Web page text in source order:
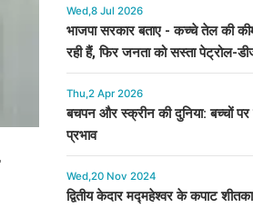
Wed,8 Jul 2026
भाजपा सरकार बताए - कच्चे तेल की
रही हैं, फिर जनता को सस्ता पेट्रोल-
कुमारी सैलजा
Thu,2 Apr 2026
बचपन और स्क्रीन की दुनिया: बच्चों पर
प्रभाव
Wed,20 Nov 2024
द्वितीय केदार मद्महेश्वर के कपाट